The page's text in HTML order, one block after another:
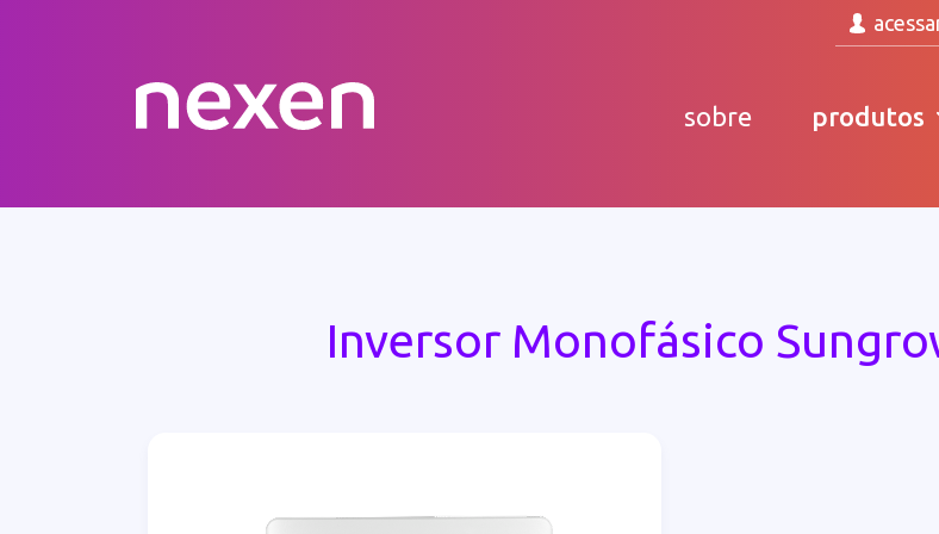
sobre produtos
Inversor Monofásico